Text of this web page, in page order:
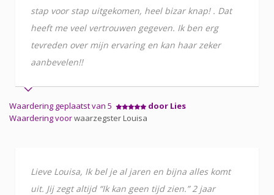
stap voor stap uitgekomen, heel bizar knap! . Dat
heeft me veel vertrouwen gegeven. Ik ben erg
tevreden over mijn ervaring en kan haar zeker
aanbevelen!!
Waardering geplaatst van 5
door Lies
Waardering voorwaarzegster Louisa
Lieve Louisa, Ik bel je al jaren en bijna alles komt
uit. Jij zegt altijd “Ik kan geen tijd zien.” 2 jaar